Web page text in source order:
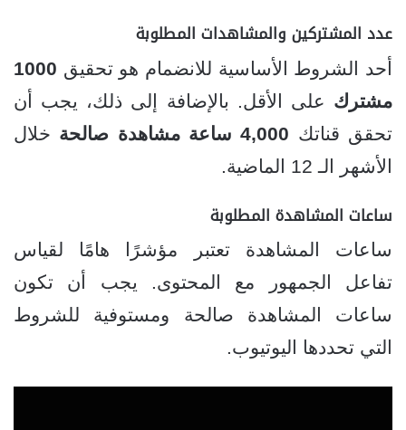
عدد المشتركين والمشاهدات المطلوبة
أحد الشروط الأساسية للانضمام هو تحقيق 1000
مشترك على الأقل. بالإضافة إلى ذلك، يجب أن
تحقق قناتك 4,000 ساعة مشاهدة صالحة
خلال
الأشهر الـ 12 الماضية.
ساعات المشاهدة المطلوبة
ساعات المشاهدة تعتبر مؤشرًا هامًا لقياس
تفاعل الجمهور مع المحتوى. يجب أن تكون
ساعات المشاهدة صالحة ومستوفية للشروط
التي تحددها اليوتيوب.